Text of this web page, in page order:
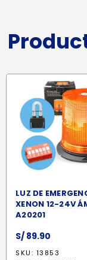
LUZ DE
XENON 12-24V
A20201
S/ 89.90
SKU: 13853